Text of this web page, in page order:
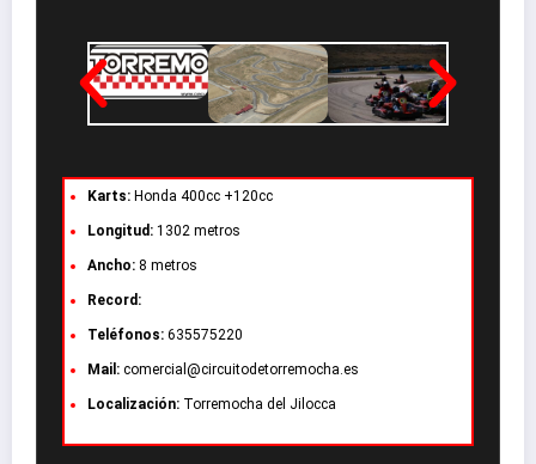
Karts: Honda 400cc +120cc
Longitud:1302 metros
Ancho:8 metros
Record:
Teléfonos:635575220
Mail: comercial@circuitodetorremocha.es
Localización:Torremocha del Jilocca